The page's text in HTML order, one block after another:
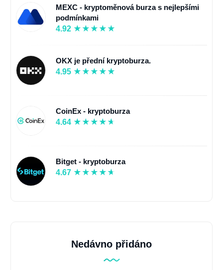
MEXC - kryptoměnová burza s nejlepšími
podmínkami
4.92
OKX je přední kryptoburza.
4.95
CoinEx - kryptoburza
4.64
Bitget - kryptoburza
4.67
Nedávno přidáno